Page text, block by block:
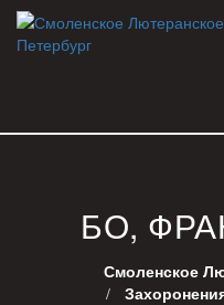
БО,
Смоленское